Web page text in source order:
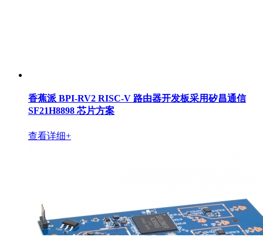
香蕉派 BPI-RV2 RISC-V 路由器开发板采用矽昌通信
SF21H8898 芯片方案
查看详细+